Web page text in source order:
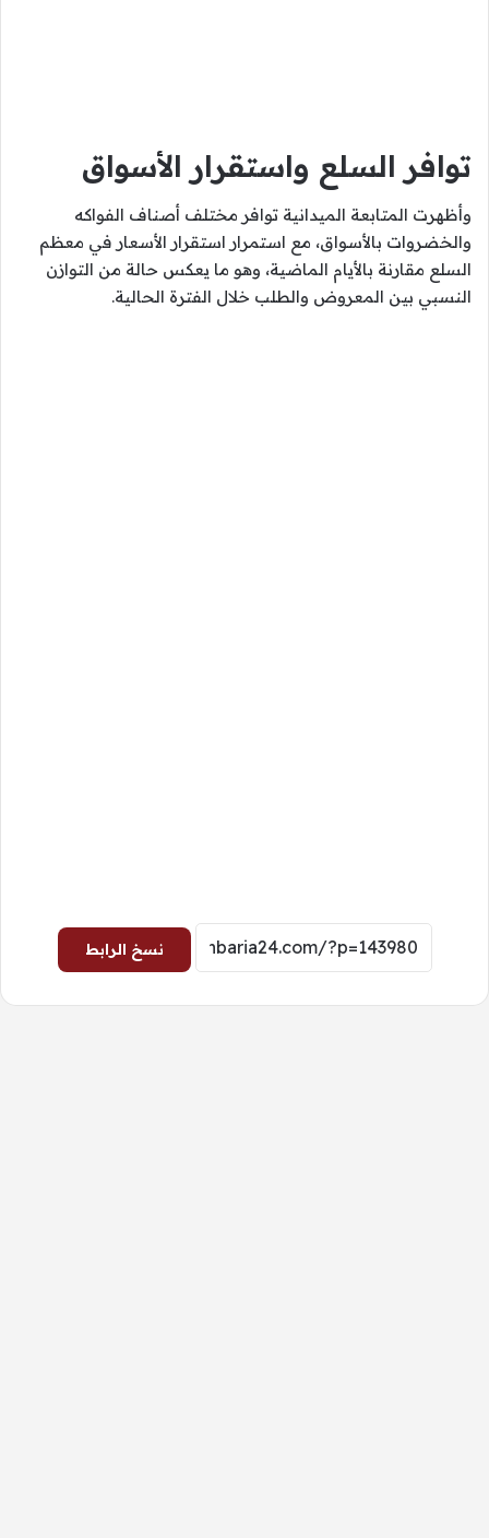
توافر السلع واستقرار الأسواق
وأظهرت المتابعة الميدانية توافر مختلف أصناف الفواكه
والخضروات بالأسواق، مع استمرار استقرار الأسعار في معظم
السلع مقارنة بالأيام الماضية، وهو ما يعكس حالة من التوازن
النسبي بين المعروض والطلب خلال الفترة الحالية.
نسخ الرابط